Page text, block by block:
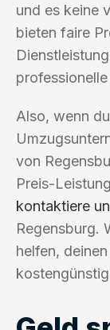
und es keine
bieten faire
Also, wenn
von
Preis-
kontaktiere
Regensburg.
helfen,